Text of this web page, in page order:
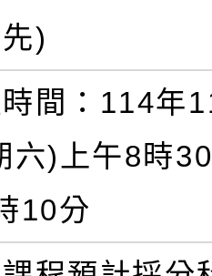
)
間：114年
六)上午8時
10分